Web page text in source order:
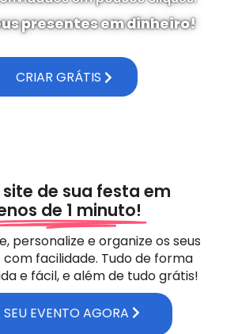
presentes em dinheiro!
CRIAR GRÁTIS
site de sua festa em
de 1 minuto!
personalize e organize os seus
facilidade. Tudo de forma
e fácil, e além de tudo grátis!
SEU EVENTO AGORA